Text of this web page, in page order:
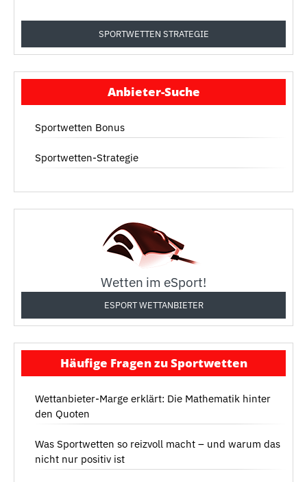
SPORTWETTEN STRATEGIE
Anbieter-Suche
Sportwetten Bonus
Sportwetten-Strategie
Wetten im eSport!
ESPORT WETTANBIETER
Häufige Fragen zu Sportwetten
Wettanbieter-Marge erklärt: Die Mathematik hinter
den Quoten
Was Sportwetten so reizvoll macht – und warum das
nicht nur positiv ist